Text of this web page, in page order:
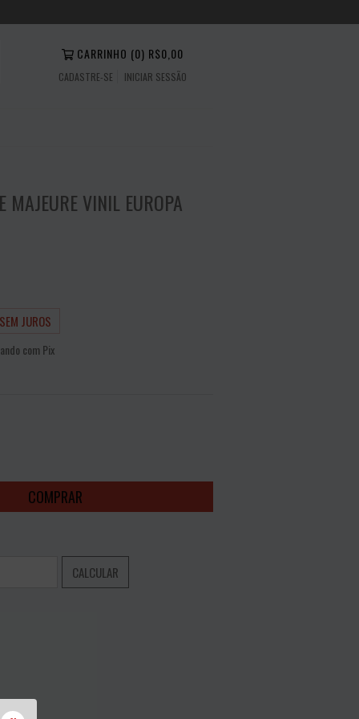
CARRINHO (0) R$0,00
CADASTRE-SE INICIAR SESSÃO
MAJEURE VINIL EUROPA
SEM JUROS
com Pix
CALCULAR